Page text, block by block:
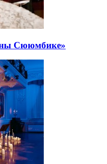
Сююмбике»